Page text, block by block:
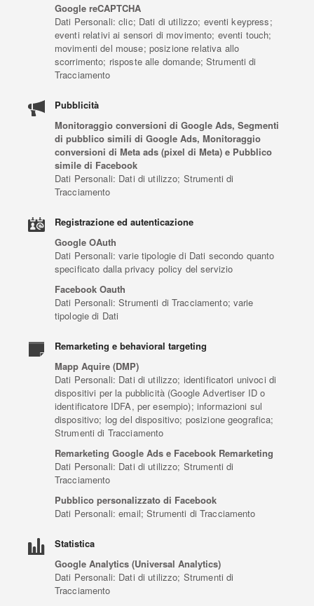
Google reCAPTCHA
Dati Personali: clic; Dati di utilizzo; eventi keypress;
eventi relativi ai sensori di movimento; eventi touch;
movimenti del mouse; posizione relativa allo
scorrimento; risposte alle domande; Strumenti di
Tracciamento
Pubblicità
Monitoraggio conversioni di Google Ads, Segmenti
di pubblico simili di Google Ads, Monitoraggio
conversioni di Meta ads (pixel di Meta) e Pubblico
simile di Facebook
Dati Personali: Dati di utilizzo; Strumenti di
Tracciamento
Registrazione ed autenticazione
Google OAuth
Dati Personali: varie tipologie di Dati secondo quanto
specificato dalla privacy policy del servizio
Facebook Oauth
Dati Personali: Strumenti di Tracciamento; varie
tipologie di Dati
Remarketing e behavioral targeting
Mapp Aquire (DMP)
Dati Personali: Dati di utilizzo; identificatori univoci di
dispositivi per la pubblicità (Google Advertiser ID o
identificatore IDFA, per esempio); informazioni sul
dispositivo; log del dispositivo; posizione geografica;
Strumenti di Tracciamento
Remarketing Google Ads e Facebook Remarketing
Dati Personali: Dati di utilizzo; Strumenti di
Tracciamento
Pubblico personalizzato di Facebook
Dati Personali: email; Strumenti di Tracciamento
Statistica
Google Analytics (Universal Analytics)
Dati Personali: Dati di utilizzo; Strumenti di
Tracciamento